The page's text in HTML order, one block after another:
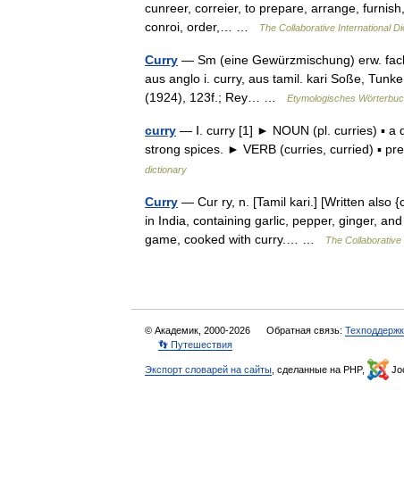
cunreer, correier, to prepare, arrange,
conroi, order,… …
The Collaborative International
Curry — Sm (eine Gewürzmischung) erw.
aus anglo i. curry, aus tamil. kari Soße,
(1924), 123f.; Rey… …
Etymologisches
curry — Ⅰ. curry [1] ► NOUN (pl. curries) ▪ a
strong spices. ► VERB (curries, curried) ▪
dictionary
Curry — Cur ry, n. [Tamil kari.] [Written also
in India, containing garlic, pepper, ginger,
game, cooked with curry.… …
The
© Академик, 2000-2026 Обратная связь:
👣 Путешествия
Экспорт словарей на сайты , сделанные на PHP,